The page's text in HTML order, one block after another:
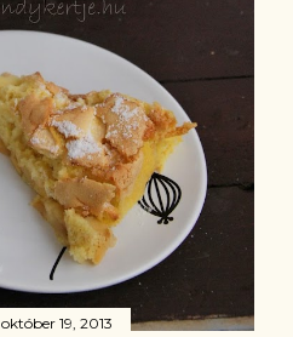
október 19, 2013